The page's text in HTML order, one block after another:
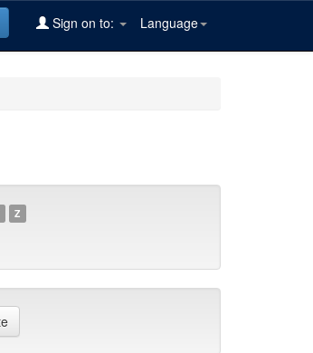
Language
Sign on to:
Z